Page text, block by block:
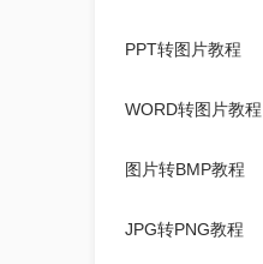
PPT转图片教程
WORD转图片教程
图片转BMP教程
JPG转PNG教程